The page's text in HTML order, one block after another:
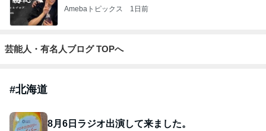
Amebaトピックス 1日前
芸能人・有名人ブログ TOPへ
#北海道
8月6日ラジオ出演して来ました。